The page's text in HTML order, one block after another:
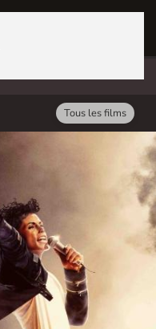
Tous les films